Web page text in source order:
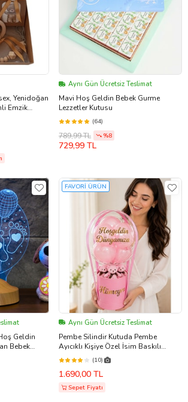
Yenidoğan
Emzik
Aynı Gün Ücretsiz Teslimat
Mavi Hoş Geldin Bebek Gurme
Lezzetler Kutusu
(64)
789,99 TL %8
729,99 TL
Geldin
Bebek
Led
FAVORİ ÜRÜN
Aynı Gün Ücretsiz Teslimat
Pembe Silindir Kutuda Pembe
Ayıcıklı Kişiye Özel İsim Baskılı
Premium Balon Kutusu Yenidoğan
Kız Bebek Hoşgeldin Bebek Balon
Kutusu
(10)
1.690,00 TL
Sepet Fiyatı